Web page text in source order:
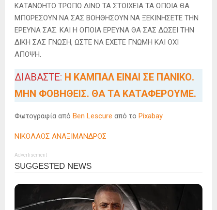
ΚΑΤΑΝΟΗΤΟ ΤΡΟΠΟ ΔΙΝΩ ΤΑ ΣΤΟΙΧΕΙΑ ΤΑ ΟΠΟΙΑ ΘΑ
ΜΠΟΡΕΣΟΥΝ ΝΑ ΣΑΣ ΒΟΗΘΗΣΟΥΝ ΝΑ ΞΕΚΙΝΗΣΕΤΕ ΤΗΝ
ΕΡΕΥΝΑ ΣΑΣ. ΚΑΙ Η ΟΠΟΙΑ ΕΡΕΥΝΑ ΘΑ ΣΑΣ ΔΩΣΕΙ ΤΗΝ
ΔΙΚΗ ΣΑΣ ΓΝΩΣΗ, ΩΣΤΕ ΝΑ ΕΧΕΤΕ ΓΝΩΜΗ ΚΑΙ ΟΧΙ
ΑΠΟΨΗ.
ΔΙΑΒΑΣΤΕ: Η ΚΑΜΠΑΛ ΕΙΝΑΙ ΣΕ ΠΑΝΙΚΟ.
ΜΗΝ ΦΟΒΗΘΕΙΣ. ΘΑ ΤΑ ΚΑΤΑΦΕΡΟΥΜΕ.
Φωτογραφία από Ben Lescure από το Pixabay
ΝΙΚΟΛΑΟΣ ΑΝΑΞΙΜΑΝΔΡΟΣ
Advertisement